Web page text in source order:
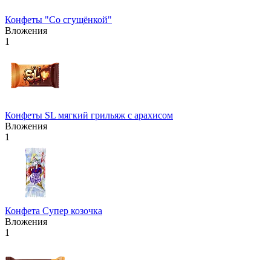
Конфеты "Со сгущёнкой"
Вложения
1
Конфеты SL мягкий грильяж с арахисом
Вложения
1
Конфета Супер козочка
Вложения
1